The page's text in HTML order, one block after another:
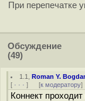
При перепечатке
Обсуждение
(49)
1.1 ,Roman Y.
[ · · · ] [к модератору]
Коннект